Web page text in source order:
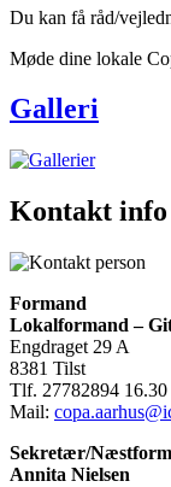
Du kan få råd/
Møde dine lokale
Galleri
Kontakt info
Formand
Lokalformand –
Engdraget 29 A
8381 Tilst
Tlf. 27782894
Mail:
Sekretær/
Annita Nielsen